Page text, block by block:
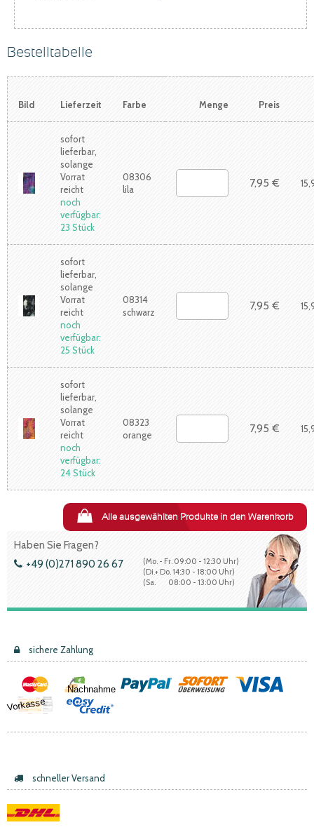
Bestelltabelle
Bild Lieferzeit Farbe Menge Preis
sofort
lieferbar,
solange
Vorrat
reicht
noch
verfügbar:
23 Stück
08306
lila
7,95 €
sofort
lieferbar,
solange
Vorrat
reicht
noch
verfügbar:
25 Stück
08314
schwarz
7,95 €
sofort
lieferbar,
solange
Vorrat
reicht
noch
verfügbar:
24 Stück
08323
orange
7,95 €
Alle ausgewählten Produkte in den Warenkorb
Haben Sie Fragen?
+49 (0)271 890 26 67
(Mo. - Fr. 09:00 - 12:30 Uhr)
(Di.+ Do. 14:30 - 18:00 Uhr)
(Sa. 08:00 - 13:00 Uhr)
sichere Zahlung
Nachnahme
Vorkasse
schneller Versand